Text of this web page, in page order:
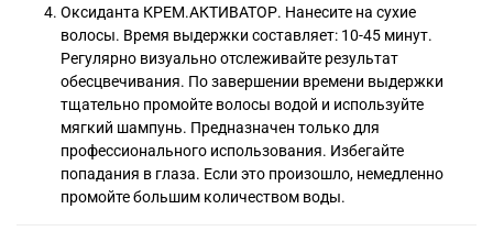
Оксиданта КРЕМ.АКТИВАТОР. Нанесите на сухие
волосы. Время выдержки составляет: 10-45 минут.
Регулярно визуально отслеживайте результат
обесцвечивания. По завершении времени выдержки
тщательно промойте волосы водой и используйте
мягкий шампунь. Предназначен только для
профессионального использования. Избегайте
попадания в глаза. Если это произошло, немедленно
промойте большим количеством воды.